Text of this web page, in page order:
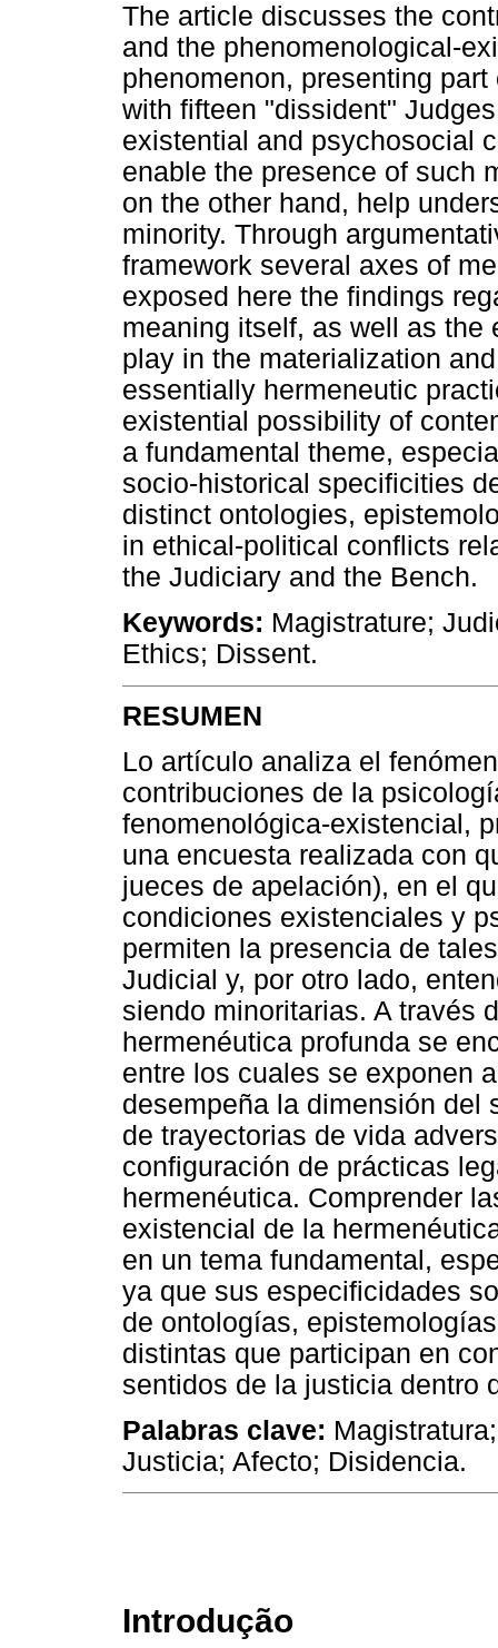
The article discusses the
and the phenomenological-
phenomenon, presenting
with fifteen "dissident"
existential and psychosocial
enable the presence of such
on the other hand, help
minority. Through
framework several axes of
exposed here the findings
meaning itself, as well as the
play in the materialization
essentially hermeneutic
existential possibility of
a fundamental theme,
socio-historical specificities
distinct ontologies,
in ethical-political conflicts
the Judiciary and the Bench.
Keywords: Magistrature;
Ethics; Dissent.
RESUMEN
Lo artículo analiza el
contribuciones de la
fenomenológica-existencial,
una encuesta realizada con
jueces de apelación), en el
condiciones existenciales y
permiten la presencia de
Judicial y, por otro lado,
siendo minoritarias. A través
hermenéutica profunda se
entre los cuales se exponen
desempeña la dimensión del
de trayectorias de vida
configuración de prácticas
hermenéutica. Comprender
existencial de la
en un tema fundamental,
ya que sus especificidades
de ontologías,
distintas que participan en
sentidos de la justicia dentro
Palabras clave:
Justicia; Afecto; Disidencia.
Introdução